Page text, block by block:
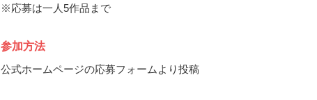
※応募は一人5作品まで
参加方法
公式ホームページの応募フォームより投稿